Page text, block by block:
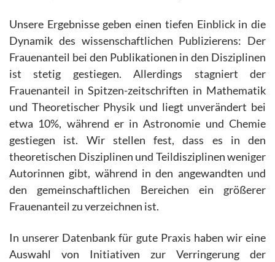
Unsere Ergebnisse geben einen tiefen Einblick in die
Dynamik des wissenschaftlichen Publizierens: Der
Frauenanteil bei den Publikationen in den Disziplinen
ist stetig gestiegen. Allerdings stagniert der
Frauenanteil in Spitzen-zeitschriften in Mathematik
und Theoretischer Physik und liegt unverändert bei
etwa 10%, während er in Astronomie und Chemie
gestiegen ist. Wir stellen fest, dass es in den
theoretischen Disziplinen und Teildisziplinen weniger
Autorinnen gibt, während in den angewandten und
den gemeinschaftlichen Bereichen ein größerer
Frauenanteil zu verzeichnen ist.
In unserer Datenbank für gute Praxis haben wir eine
Auswahl von Initiativen zur Verringerung der